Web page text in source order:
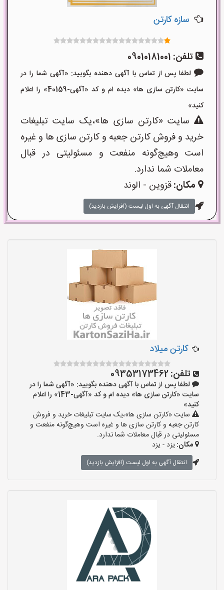
سازه کارتن
تلفن: 09010181001
لطفا پس از تماس با آگهی دهنده بگویید: «آگهی شما را در
سایت «کارتن سازی ها» دیده ام و کد «آگهی-40159» را اعلام
کنید»
سایت «کارتن سازی ها»،یک سایت تبلیغات
خرید و فروش کارتن جعبه و کارتن سازی ها و غیره
است وهیچ‌گونه منفعت و مسئولیتی در قبال
معاملات شما ندارد.
مکان:قزوین - الوند
انتقال آگهی به اول لیست (افزایش بازدید)
کارتن میلاد
تلفن:09353173462
لطفا پس از تماس با آگهی دهنده بگویید: «آگهی شما را در
سایت «کارتن سازی ها» دیده ام و کد «آگهی-143» را اعلام
کنید»
سایت «کارتن سازی ها»،یک سایت تبلیغات خرید و فروش
کارتن جعبه و کارتن سازی ها و غیره است وهیچ‌گونه منفعت و
مسئولیتی در قبال معاملات شما ندارد.
مکان:یزد - یزد
انتقال آگهی به اول لیست (افزایش بازدید)